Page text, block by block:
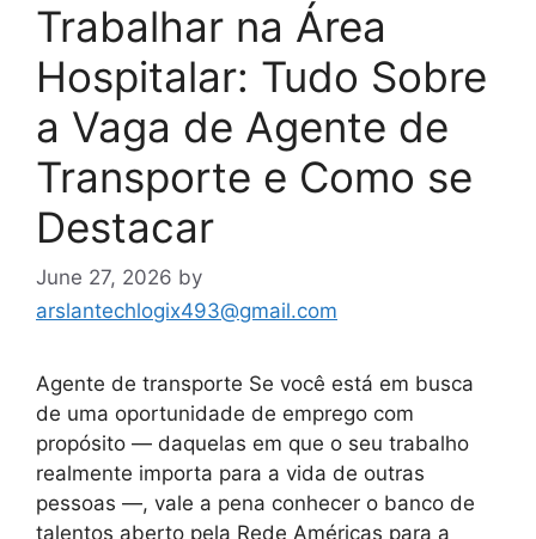
Trabalhar na Área
Hospitalar: Tudo Sobre
a Vaga de Agente de
Transporte e Como se
Destacar
June 27, 2026 by
arslantechlogix493@gmail.com
Agente de transporte Se você está em busca
de uma oportunidade de emprego com
propósito — daquelas em que o seu trabalho
realmente importa para a vida de outras
pessoas —, vale a pena conhecer o banco de
talentos aberto pela Rede Américas para a